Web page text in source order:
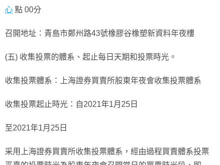
心 點 00分
召開地址：青島市鄭州路43號橡膠谷橡塑新資料年夜樓
(五) 收集投票的體系、起止每日天期和投票時光。
收集投票體系：上海證券買賣所股東年夜會收集投票體系
收集投票起止時光：自2021年1月25日
至2021年1月25日
采用上海證券買賣所收集投票體系，經由過程買賣體系投票